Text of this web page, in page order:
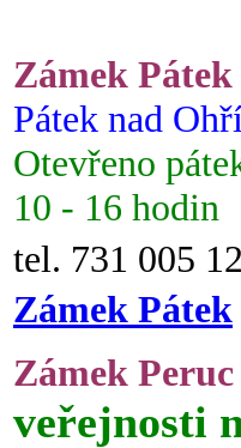
Zámek Pátek
Pátek nad
Otevřeno
10 - 16 hodin
tel. 731 005
Zámek Pátek
Zámek Peruc
veřejnosti